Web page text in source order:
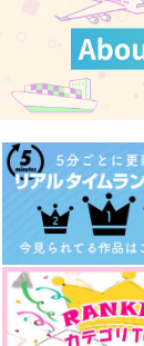
Live with
Lilac
472 （税込）
七種茨×あんず
サンプル
作品詳細